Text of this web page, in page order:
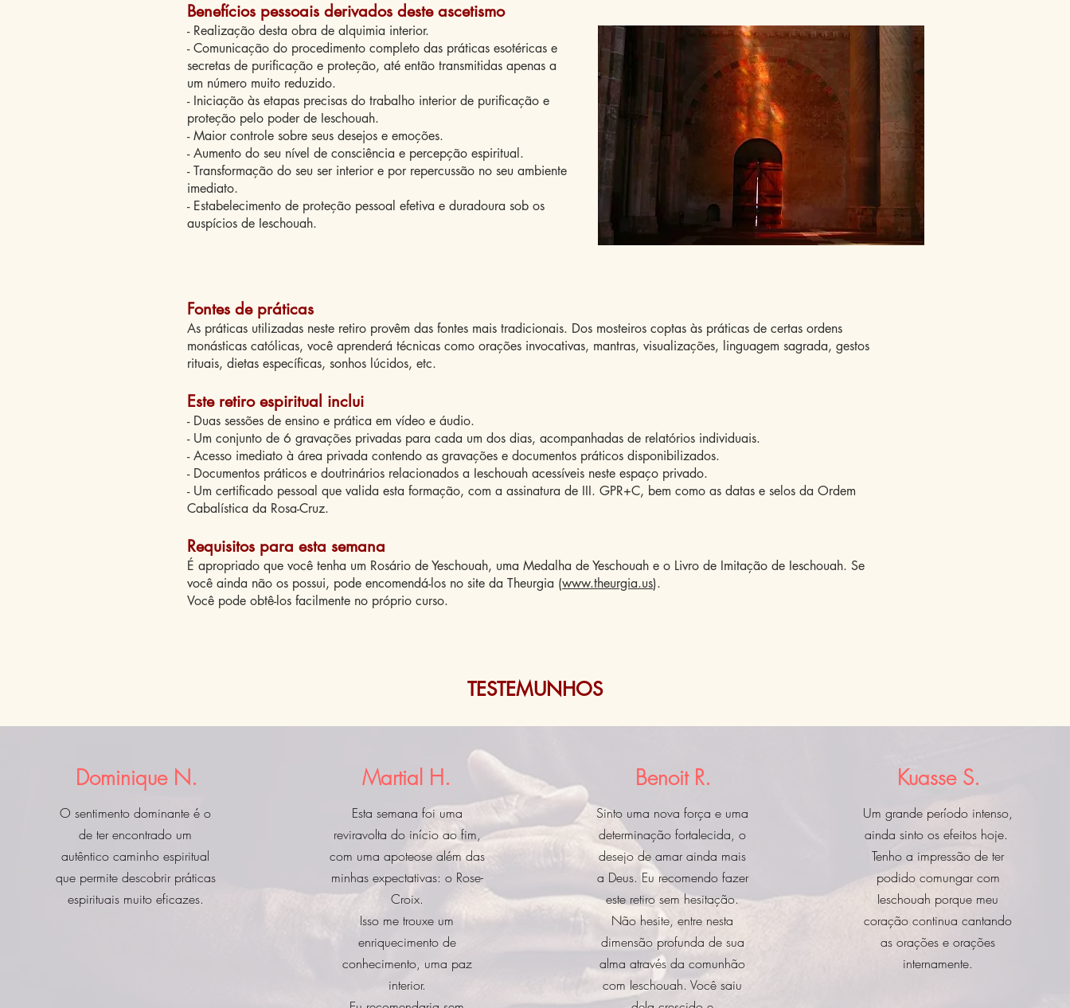
Benefícios pessoais derivados deste ascetismo
- Realização desta obra de alquimia interior.
- Comunicação do procedimento completo das práticas esotéricas e
secretas de purificação e proteção, até então transmitidas apenas a
um número muito reduzido.
- Iniciação às etapas precisas do trabalho interior de purificação e
proteção pelo poder de Ieschouah.
- Maior controle sobre seus desejos e emoções.
- Aumento do seu nível de consciência e percepção espiritual.
- Transformação do seu ser interior e por repercussão no seu ambiente
imediato.
- Estabelecimento de proteção pessoal efetiva e duradoura sob os
auspícios de Ieschouah.
Fontes de práticas
As práticas utilizadas neste retiro provêm das fontes mais tradicionais. Dos mosteiros coptas às práticas de certas ordens
monásticas católicas, você aprenderá técnicas como orações invocativas, mantras, visualizações, linguagem sagrada, gestos
rituais, dietas específicas, sonhos lúcidos, etc.
Este retiro espiritual inclui
- Duas sessões de ensino e prática em vídeo e áudio.
- Um conjunto de 6 gravações privadas para cada um dos dias, acompanhadas de relatórios individuais.
- Acesso imediato à área privada contendo as gravações e documentos práticos disponibilizados.
- Documentos práticos e doutrinários relacionados a Ieschouah acessíveis neste espaço privado.
- Um certificado pessoal que valida esta formação, com a assinatura de III. GPR+C, bem como as datas e selos da Ordem
Cabalística da Rosa-Cruz.
Requisitos para esta semana
É apropriado que você tenha um Rosário de Yeschouah, uma Medalha de Yeschouah e o Livro de Imitação de Ieschouah. Se
você ainda não os possui, pode encomendá-los no site da Theurgia (www.theurgia.us).
Você pode obtê-los facilmente no próprio curso.
TESTEMUNHOS
Dominique N.
O sentimento dominante é o
de ter encontrado um
autêntico caminho espiritual
que permite descobrir práticas
espirituais muito eficazes.
Martial H.
Esta semana foi uma
reviravolta do início ao fim,
com uma apoteose além das
minhas expectativas: o Rose-
Croix.
Isso me trouxe um
enriquecimento de
conhecimento, uma paz
interior.
Benoit R.
Sinto uma nova força e uma
determinação fortalecida, o
desejo de amar ainda mais
a Deus. Eu recomendo fazer
este retiro sem hesitação.
Não hesite, entre nesta
dimensão profunda de sua
alma através da comunhão
com Ieschouah. Você saiu
Kuasse S.
Um grande período intenso,
ainda sinto os efeitos hoje.
Tenho a impressão de ter
podido comungar com
Ieschouah porque meu
coração continua cantando
as orações e orações
internamente.